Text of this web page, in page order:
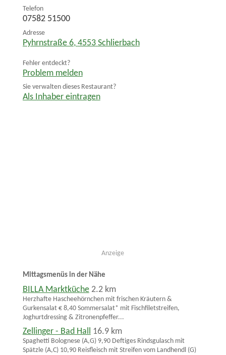
Telefon
07582 51500
Adresse
Pyhrnstraße 6, 4553 Schlierbach
Fehler entdeckt?
Problem melden
Sie verwalten dieses Restaurant?
Als Inhaber eintragen
Anzeige
Mittagsmenüs in der Nähe
BILLA Marktküche 2.2 km
Herzhafte Hascheehörnchen mit frischen Kräutern &
Gurkensalat € 8,40 Sommersalat* mit Fischfiletstreifen,
Joghurtdressing & Zitronenpfeffer...
Zellinger - Bad Hall 16.9 km
Spaghetti Bolognese (A,G) 9,90 Deftiges Rindsgulasch mit
Spätzle (A,C) 10,90 Reisfleisch mit Streifen vom Landhendl (G)